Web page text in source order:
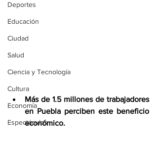
Deportes
Educación
Ciudad
Salud
Ciencia y Tecnología
Cultura
Economía
Espectáculos
Más de 1.5 millones de trabajadores
en Puebla perciben este beneficio
económico.